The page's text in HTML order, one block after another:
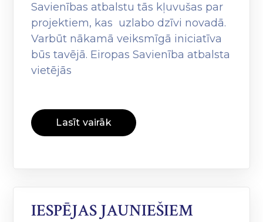
Savienības atbalstu tās kļuvušas par
projektiem, kas uzlabo dzīvi novadā.
Varbūt nākamā veiksmīgā iniciatīva
būs tavējā. Eiropas Savienība atbalsta
vietējās
Lasīt vairāk
IESPĒJAS JAUNIEŠIEM